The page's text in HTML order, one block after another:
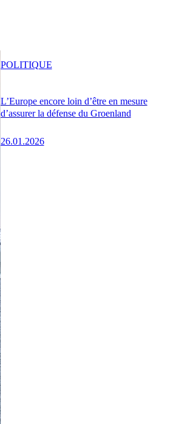
L’Europe encore loin d’être en mesure
d’assurer la défense du Groenland
26.01.2026
POLITIQUE